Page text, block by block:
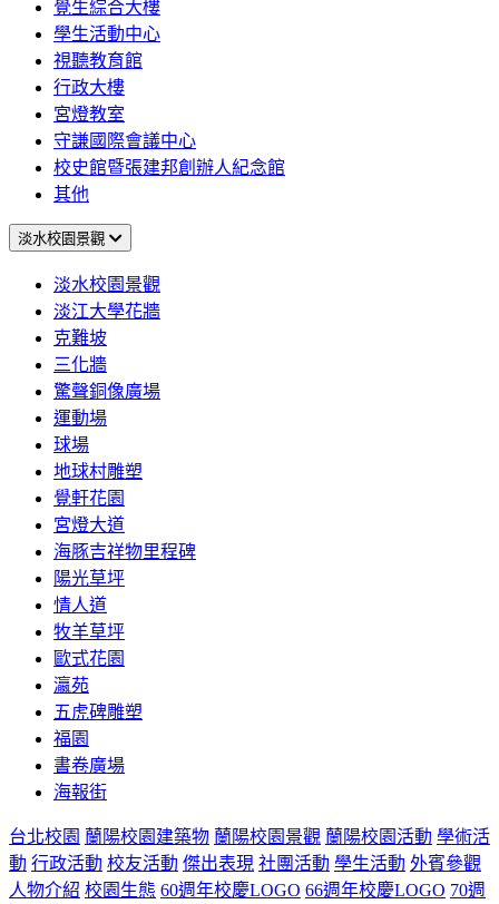
覺生綜合大樓
學生活動中心
視聽教育館
行政大樓
宮燈教室
守謙國際會議中心
校史館暨張建邦創辦人紀念館
其他
淡水校園景觀
淡水校園景觀
淡江大學花牆
克難坡
三化牆
驚聲銅像廣場
運動場
球場
地球村雕塑
覺軒花園
宮燈大道
海豚吉祥物里程碑
陽光草坪
情人道
牧羊草坪
歐式花園
瀛苑
五虎碑雕塑
福園
書卷廣場
海報街
台北校園 蘭陽校園建築物 蘭陽校園景觀 蘭陽校園活動 學術活
動 行政活動 校友活動 傑出表現 社團活動 學生活動 外賓參觀
人物介紹 校園生態 60週年校慶LOGO 66週年校慶LOGO 70週